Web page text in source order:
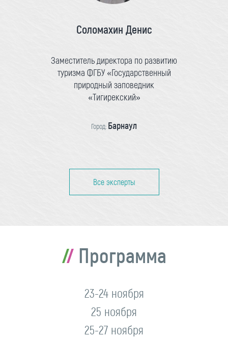
Соломахин Денис
Заместитель директора по развитию
туризма ФГБУ «Государственный
природный заповедник
«Тигирекский»
Город: Барнаул
Все эксперты
Программа
23-24 ноября
25 ноября
25-27 ноября